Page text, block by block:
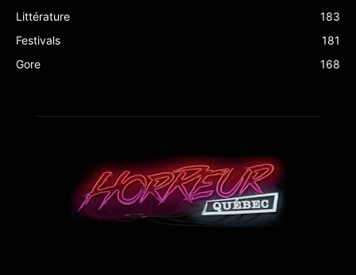
Littérature
183
Festivals
181
Gore
168